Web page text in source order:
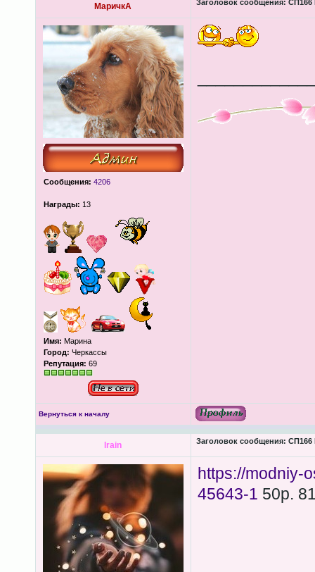
МаричкА Заголовок сообщения: СП166
Сообщения: 4206
Награды: 13
Имя: Марина
Город: Черкассы
Репутация: 69
Вернуться к началу
lrain Заголовок сообщения: СП166
https://modniy-
45643-1 50р.